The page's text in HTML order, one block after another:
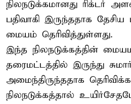
நிலநடுக்கமானது ரிக்டர்
பதிவாகி இருந்ததாக தேசிய
மையம் தெரிவித்துள்ளது.
இந்த நிலநடுக்கத்தின்
தரைமட்டத்தில் இருந்து
அமைந்திருந்ததாக
நிலநடுக்கத்தால்